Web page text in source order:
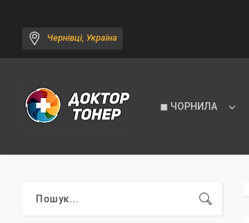
Чернівці, Україна
◼ ЧОРНИЛА